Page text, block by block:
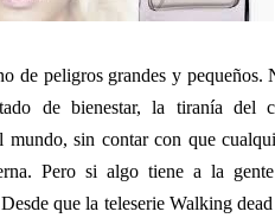
de peligros grandes y pequeños.
de bienestar, la tiranía del
sin contar con que
Pero si algo tiene a la
que la teleserie Walking dead